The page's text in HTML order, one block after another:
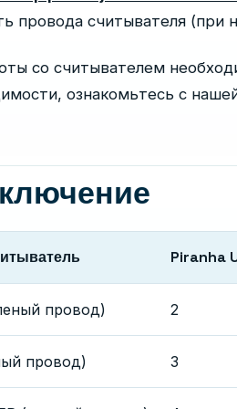
провода считывателя
со считывателем
ознакомьтесь с
Piranha
провод) 2
провод) 3